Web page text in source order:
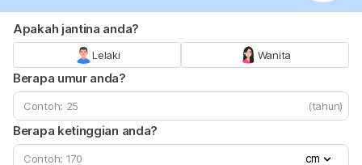
Apakah jantina anda?
Lelaki Wanita
Berapa umur anda?
(tahun)
Berapa ketinggian anda?
cm